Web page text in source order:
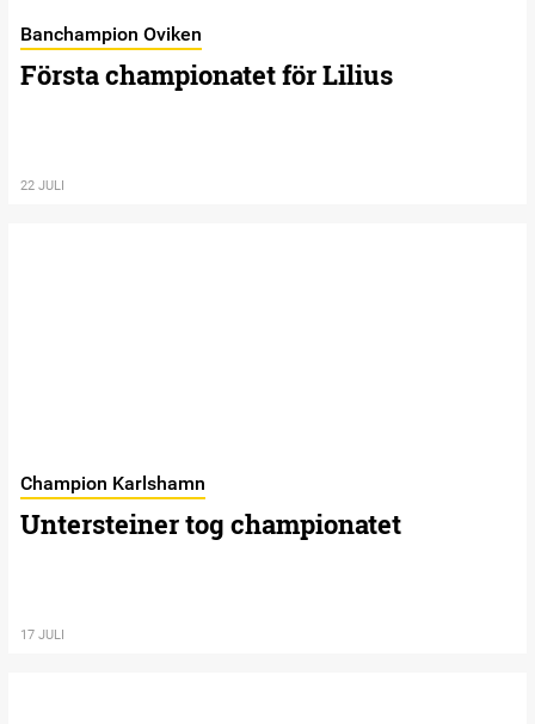
Banchampion Oviken
Första championatet för Lilius
22 JULI
Champion Karlshamn
Untersteiner tog championatet
17 JULI